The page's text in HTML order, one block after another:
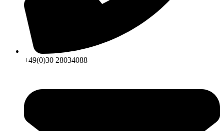
+49(0)30 28034088